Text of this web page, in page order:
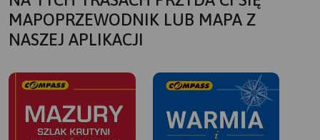
MAPOPRZEWODNIK LUB MAPA Z
NASZEJ APLIKACJI